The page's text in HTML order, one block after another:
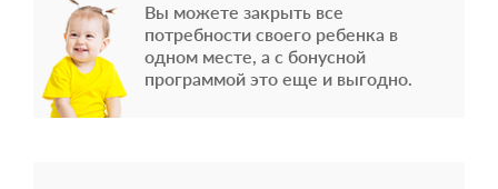
Вы можете закрыть все
потребности своего ребенка в
одном месте, а с бонусной
программой это еще и выгодно.